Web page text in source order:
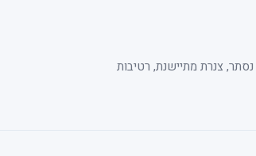
צנרת מתיישנת, רטיבות